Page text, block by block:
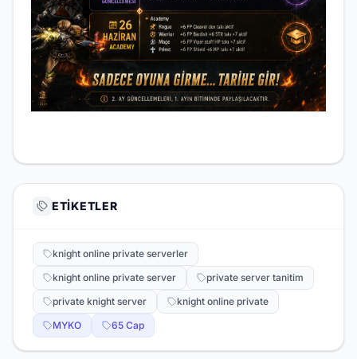
ETIKETLER
knight online private serverler
knight online private server
private server tanitim
private knight server
knight online private
MYKO
65 Cap